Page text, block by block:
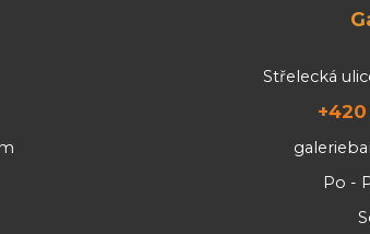
Střelecká
+420
Po -
So: